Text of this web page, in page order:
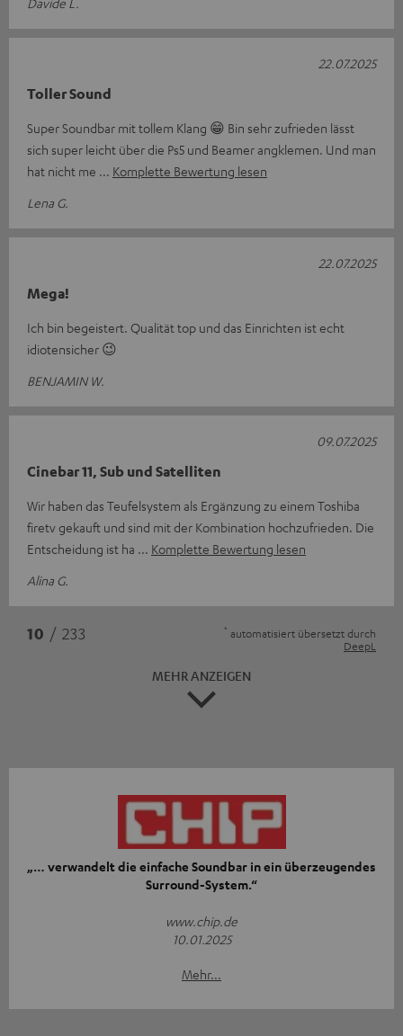
Toller Sound
Super Soundbar mit tollem Klang 😁 Bin sehr zufrieden lässt
sich super leicht über die Ps5 und Beamer angklemen. Und man
hat nicht me
Komplette Bewertung lesen
Lena G.
22.07.2025
Mega!
Ich bin begeistert. Qualität top und das Einrichten ist echt
idiotensicher 😉
BENJAMIN W.
22.07.2025
Cinebar 11, Sub und Satelliten
Wir haben das Teufelsystem als Ergänzung zu einem Toshiba
firetv gekauft und sind mit der Kombination hochzufrieden. Die
Entscheidung ist ha
Komplette Bewertung lesen
Alina G.
09.07.2025
10 / 233 * automatisiert übersetzt durch
DeepL
MEHR ANZEIGEN
„… verwandelt die einfache Soundbar in ein überzeugendes
Surround-System.“
www.chip.de
10.01.2025
Mehr...